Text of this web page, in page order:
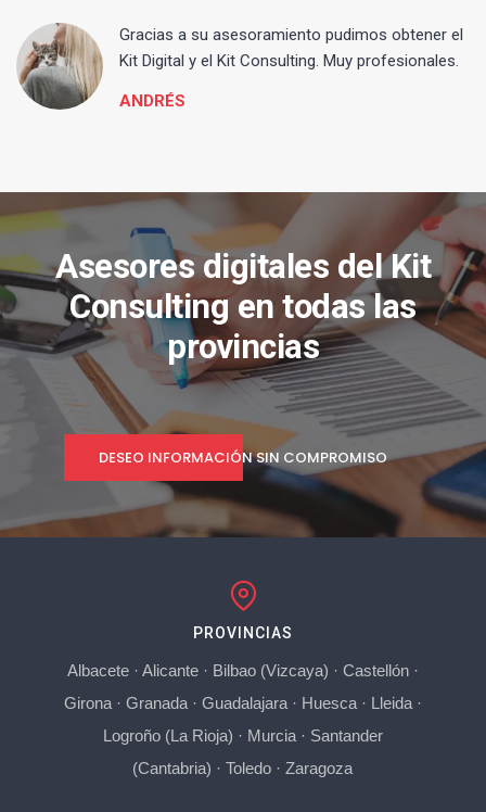
Gracias a su asesoramiento pudimos obtener el
Kit Digital y el Kit Consulting. Muy profesionales.
ANDRÉS
Asesores digitales del Kit
Consulting en todas las
provincias
DESEO INFORMACIÓN SIN COMPROMISO
PROVINCIAS
Albacete· Alicante· Bilbao (Vizcaya) · Castellón·
Girona· Granada· Guadalajara· Huesca· Lleida·
Logroño (La Rioja) · Murcia· Santander
(Cantabria) ·Toledo ·Zaragoza